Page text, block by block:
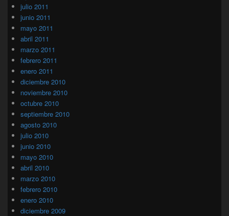
julio 2011
junio 2011
mayo 2011
abril 2011
marzo 2011
febrero 2011
enero 2011
diciembre 2010
noviembre 2010
octubre 2010
septiembre 2010
agosto 2010
julio 2010
junio 2010
mayo 2010
abril 2010
marzo 2010
febrero 2010
enero 2010
diciembre 2009